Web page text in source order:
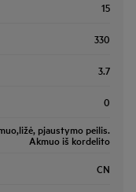
15
330
3.7
0
pjaustymo peilis.
Akmuo iš kordelito
CN